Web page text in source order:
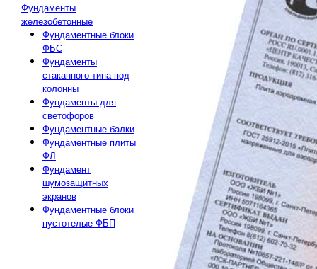
Фундаменты
железобетонные
Фундаментные блоки
ФБС
Фундаменты
стаканного типа под
колонны
Фундаменты для
светофоров
Фундаментные балки
Фундаментные плиты
ФЛ
Фундамент
шумозащитных
экранов
Фундаментные блоки
пустотелые ФБП